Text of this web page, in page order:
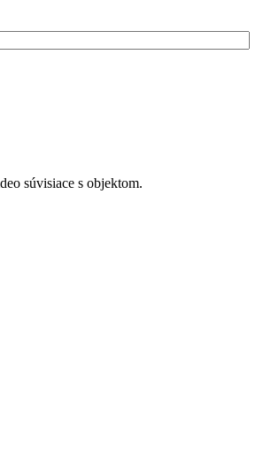
súvisiace s objektom.